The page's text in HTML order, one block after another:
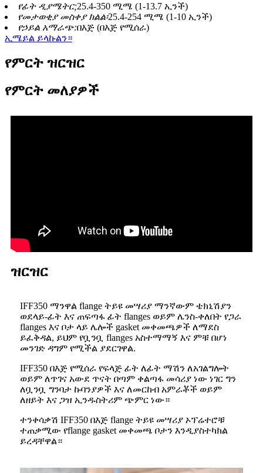
የፊት ዲያሜትር;25.4-350 ሚሜ (1-13.7 ኢንች)
የመታወቂያ መስቀያ ክልል፡25.4-254 ሚሜ (1-10 ኢንች)
የኃይል አማራጭ:በእጅ (በእጅ የሚሰራ)
ኢሜይል ይላኩልን።
የምርት ዝርዝር
የምርት መለያዎች
ዝርዝር
IFF350 ማንዋል flange ትይዩ መሣሪያ ማንኛውም ቴክኒሽያን
ወደላይ-ፊት እና ጠፍጣፋ ፊት flanges ወይም ሌንስ-ቀለበት የጋራ
flanges እና ቦታ ላይ ሌሎች gasket መቀመጫዎች ለማደስ
ይፈቅዳል, ይህም የቧንቧ flanges አስተማማኝ እና ምቹ በሆነ
መንገድ ዳግም የሚችል ያደርገዋል.
IFF350 በእጅ የሚሰራ የፍላጅ ፊት ለፊት ማሽን ለአገልግሎት
ወይም ለጥገና አውደ ጥናት በጣም ቀልጣፋ መሳሪያ ነው ነገር ግን
ለቧንቧ ግንባታ ኩባንያዎች እና ለመርከብ አምራቾች ወይም
ለዘይት እና ጋዝ ኢንዱስትሪም ጭምር ነው።
ተንቀሳቃሽ IFF350 በእጅ flange ትይዩ መሣሪያ ኦፕሬተሮቹ
ተጠቃሚው የflange gasket መቀመጫ ቦታን እንዲያስተካክል
ይረዳቸዋል።